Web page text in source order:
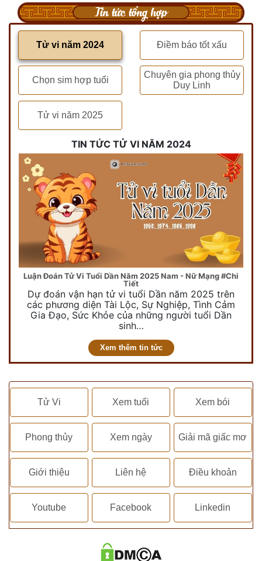
Tin tức tổng hợp
Tử vi năm 2024 Điềm báo tốt xấu
Chọn sim hợp tuổi
Chuyên gia phong thủy
Duy Linh
Tử vi năm 2025
TIN TỨC TỬ VI NĂM 2024
Luận Đoán Tử Vi Tuổi Dần Năm 2025 Nam - Nữ Mạng #Chi
Tiết
Dự đoán vận hạn tử vi tuổi Dần năm 2025 trên
các phương diện Tài Lộc, Sự Nghiệp, Tình Cảm
Gia Đạo, Sức Khỏe của những người tuổi Dần
sinh…
Xem thêm tin tức
Tử Vi Xem tuổi Xem bói
Phong thủy Xem ngày Giải mã giấc mơ
Giới thiệu Liên hệ Điều khoản
Youtube Facebook Linkedin